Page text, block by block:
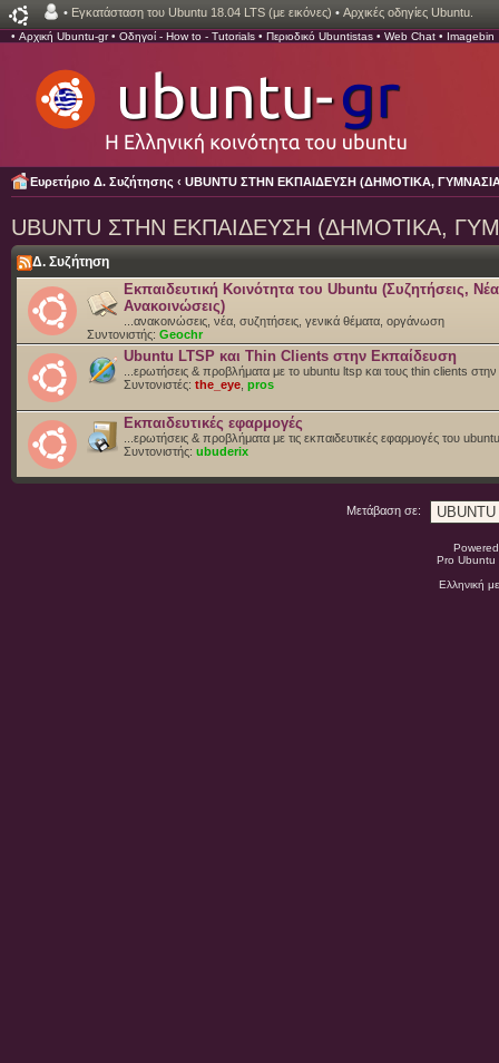
• Εγκατάσταση του Ubuntu 18.04 LTS (με εικόνες) • Αρχικές οδηγίες Ubuntu.
• Αρχική Ubuntu-gr• Οδηγοί - How to - Tutorials • Περιοδικό Ubuntistas • Web Chat • Imagebin
Ευρετήριο Δ. Συζήτησης ‹ UBUNTU ΣΤΗΝ ΕΚΠΑΙΔΕΥΣΗ (ΔΗΜΟΤΙΚΑ,
UBUNTU ΣΤΗΝ ΕΚΠΑΙΔΕΥΣΗ (ΔΗΜΟΤΙΚΑ,
Δ. Συζήτηση
Εκπαιδευτική Κοινότητα του Ubuntu (Συζητήσεις,
Ανακοινώσεις)
...ανακοινώσεις, νέα, συζητήσεις, γενικά θέματα, οργάνωση
Συντονιστής: Geochr
Ubuntu LTSP και Thin Clients στην Εκπαίδευση
...ερωτήσεις & προβλήματα με το ubuntu ltsp και τους thin clients
Συντονιστές: the_eye pros
Εκπαιδευτικές εφαρμογές
...ερωτήσεις & προβλήματα με τις εκπαιδευτικές εφαρμογές του ubuntu
Συντονιστής: ubuderix
Μετάβαση σε:
Pro
Ελληνική